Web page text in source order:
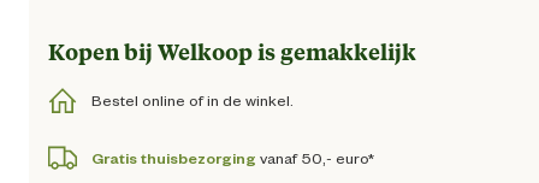
Kopen bij Welkoop is gemakkelijk
Bestel online of in de winkel.
Gratis thuisbezorging vanaf 50,- euro*